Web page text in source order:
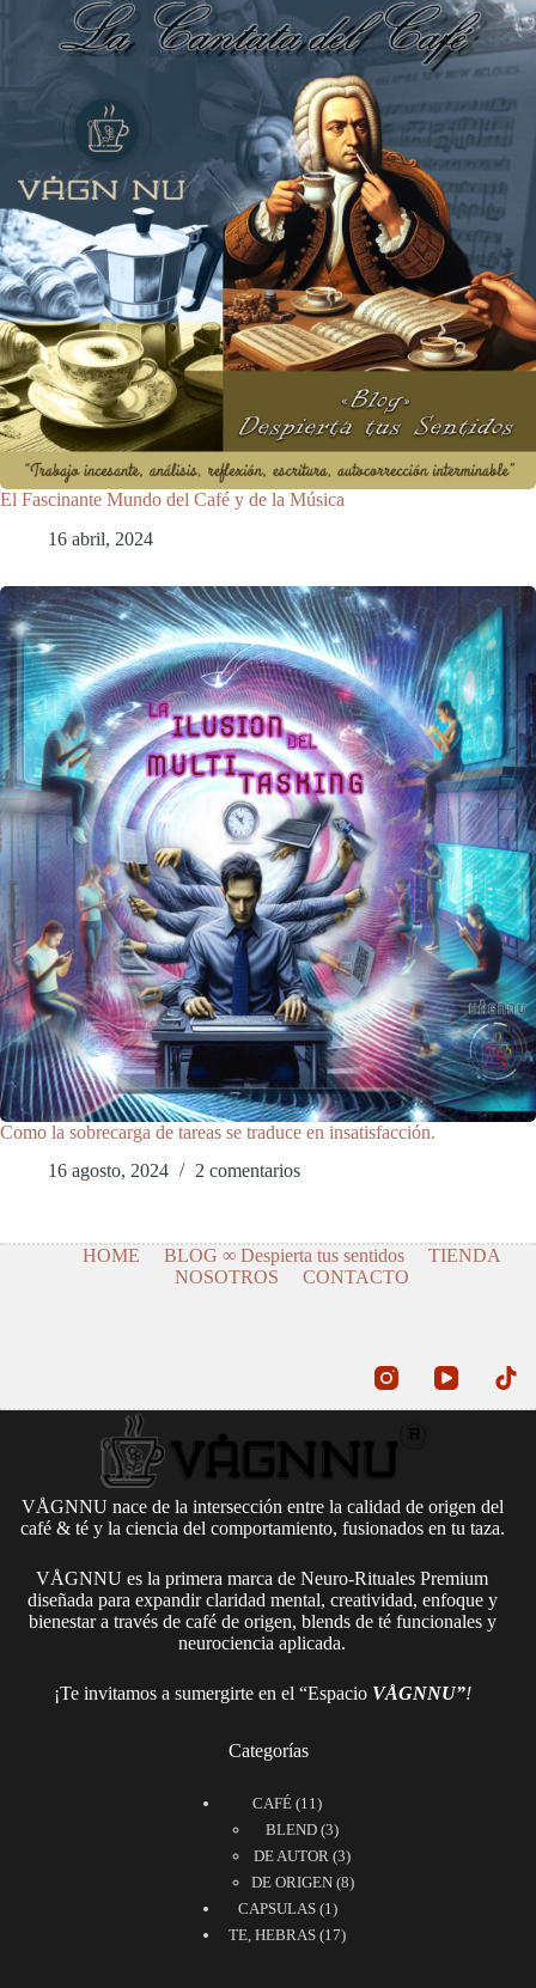
El Fascinante Mundo del Café y de la Música
16 abril, 2024
Como la sobrecarga de tareas se traduce en insatisfacción.
16 agosto, 2024
2 comentarios
HOME BLOG ∞ Despierta tus sentidos
TIENDA
NOSOTROS
CONTACTO
VÅGNNU nace de la intersección entre la calidad de origen del
café & té y la ciencia del comportamiento, fusionados en tu taza.
VÅGNNU es la primera marca de Neuro-Rituales Premium
diseñada para expandir claridad mental, creatividad, enfoque y
bienestar a través de café de origen, blends de té funcionales y
neurociencia aplicada.
¡Te invitamos a sumergirte en el “Espacio VÅGNNU”!
Categorías
CAFÉ 1111
productos
BLEND 33
productos
DE AUTOR 33
productos
DE ORIGEN 88
CAPSULAS 11
producto
TE, HEBRAS 1717